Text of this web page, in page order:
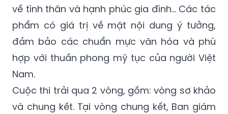
về tình thân và hạnh phúc gia đình... Các tác
phẩm có giá trị về mặt nội dung ý tưởng,
đảm bảo các chuẩn mực văn hóa và phù
hợp với thuần phong mỹ tục của người Việt
Nam.
Cuộc thi trải qua 2 vòng, gồm: vòng sơ khảo
và chung kết. Tại vòng chung kết, Ban giám